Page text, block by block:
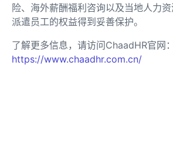
险、海外薪酬福利咨询以及当地人力
派遣员工的权益得到妥善保护。
了解更多信息，请访问ChaadHR官网：
https://www.chaadhr.com.cn/